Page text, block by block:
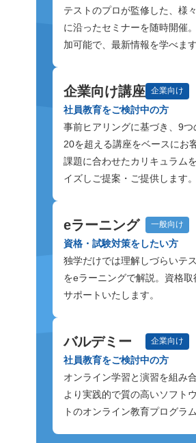
テストのプロが監修した、様
に沿ったセミナーを随時開催
加可能で、最新情報を学べます
企業向け講座 企業向け
社員教育をご検討中の方
事前ヒアリングに基づき、9つ
20を超える講座をベースにお
課題に合わせたカリキュラム
イズしご提案・ご提供します。
eラーニング 一般向け
資格・試験対策をしたい方
独学だけでは理解しづらいテ
をeラーニングで解説。資格取
サポートいたします。
バルデミー 企業向け
社員教育をご検討中の方
オンライン学習と演習を組み合
より実践的で質の高いソフト
トのオンライン教育プログラム